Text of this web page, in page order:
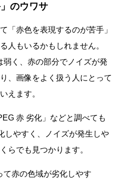
のウワサ
「赤色を表現するのが苦手」
人もいるかもしれません。
弱く、赤の部分でノイズが発
、画像をよく扱う人にとって
えます。
赤 劣化」などと調べても
しやすく、ノイズが発生しや
らでも見つかります。
て赤の色域が劣化しやす